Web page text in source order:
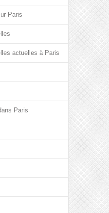
Paris
actuelles à Paris
Paris